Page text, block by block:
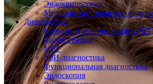
Эндокринология
Медицинский маникюр и
Диагностика
Компьютерная томография
Маммография
МРТ
УЗИ-диагностика
Функциональная диагностика
Эндоскопия